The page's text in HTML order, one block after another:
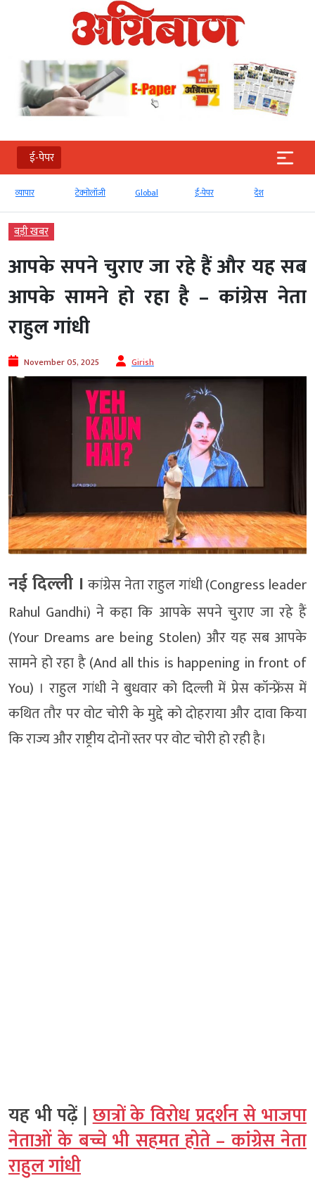
ई-पेपर
व्‍यापार टेक्‍नोलॉजी Global ई-पेपर देश
बड़ी खबर
आपके सपने चुराए जा रहे हैं और यह सब
आपके सामने हो रहा है – कांग्रेस नेता
राहुल गांधी
November 05, 2025 Girish
नई दिल्ली । कांग्रेस नेता राहुल गांधी (Congress leader
Rahul Gandhi) ने कहा कि आपके सपने चुराए जा रहे हैं
(Your Dreams are being Stolen) और यह सब आपके
सामने हो रहा है (And all this is happening in front of
You) । राहुल गांधी ने बुधवार को दिल्ली में प्रेस कॉन्फ्रेंस में
कथित तौर पर वोट चोरी के मुद्दे को दोहराया और दावा किया
कि राज्य और राष्ट्रीय दोनों स्तर पर वोट चोरी हो रही है।
यह भी पढ़ें |छात्रों के विरोध प्रदर्शन से भाजपा
नेताओं के बच्चे भी सहमत होते – कांग्रेस नेता
राहुल गांधी